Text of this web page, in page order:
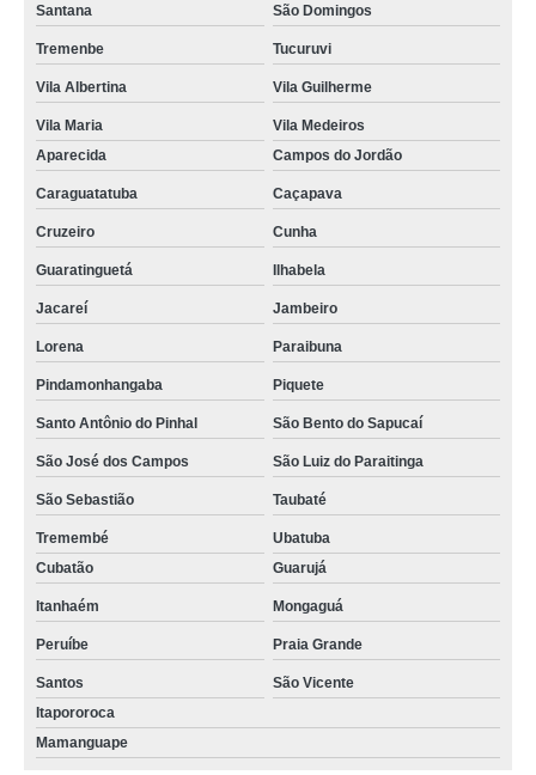
Santana São Domingos
Tremenbe Tucuruvi
Vila Albertina Vila Guilherme
Vila Maria
Vila Medeiros
Aparecida
Campos do Jordão
Caraguatatuba Caçapava
Cruzeiro Cunha
Guaratinguetá Ilhabela
Jacareí Jambeiro
Lorena Paraibuna
Pindamonhangaba Piquete
Santo Antônio do Pinhal São Bento do Sapucaí
São José dos Campos São Luiz do Paraitinga
São Sebastião Taubaté
Tremembé
Ubatuba
Cubatão
Guarujá
Itanhaém Mongaguá
Peruíbe Praia Grande
Santos
São Vicente
Itapororoca
Mamanguape